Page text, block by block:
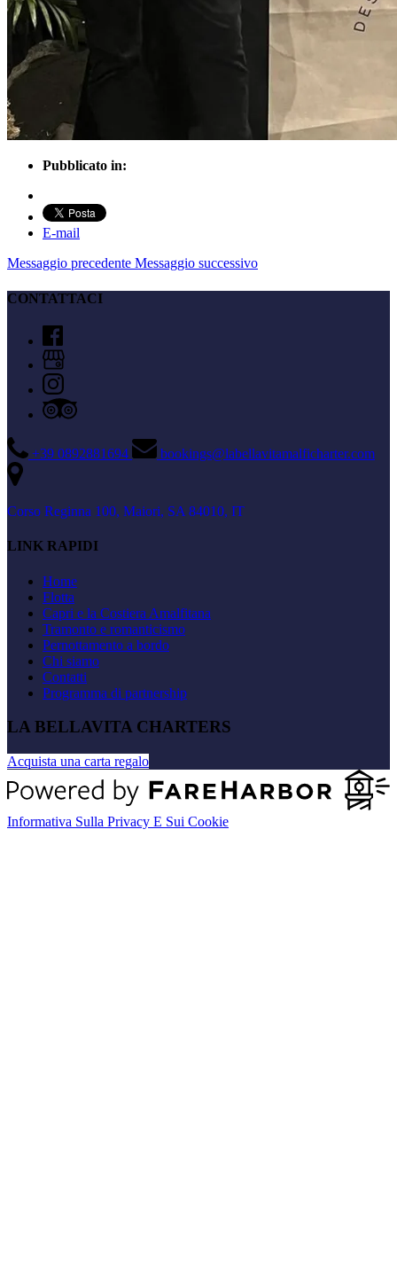
Pubblicato in:
E-mail
Messaggio precedente Messaggio successivo
CONTATTACI
+39 0892881694 bookings@labellavitamalficharter.com
Corso Reginna 100, Maiori, SA 84010, IT
LINK RAPIDI
Home
Flotta
Capri e la Costiera Amalfitana
Tramonto e romanticismo
Pernottamento a bordo
Chi siamo
Contatti
Programma di partnership
LA BELLAVITA CHARTERS
Acquista una carta regalo
Informativa Sulla Privacy E Sui Cookie